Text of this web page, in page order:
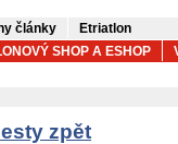
články
Etriatlon
SHOP A ESHOP
zpět